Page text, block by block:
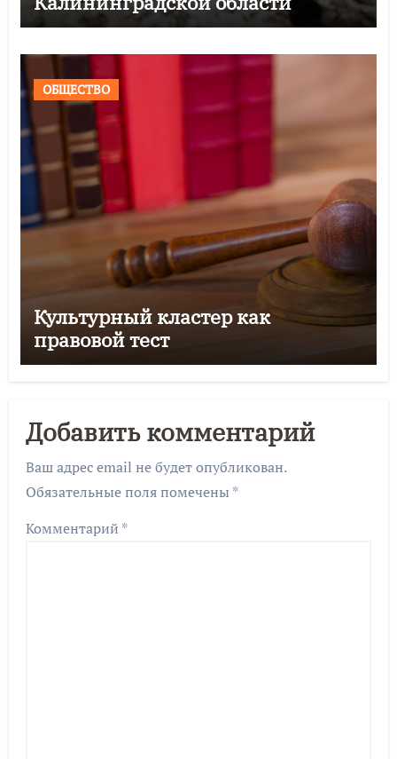
ОБЩЕСТВО
Культурный кластер как
правовой тест
Добавить комментарий
Ваш адрес email не будет опубликован.
Обязательные поля помечены *
Комментарий *